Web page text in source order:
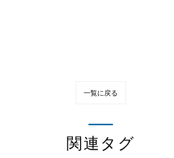
一覧に戻る
関連タグ